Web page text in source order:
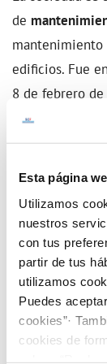
Esta página
Utilizamos
nuestros
con tus
partir de tus
utilizamos
Puedes
cookies”·
cookies de
de
edificios. Fue
8 de febrero
la
saneamiento y
Por acuerdo
julio de 2007,
a la
urbanísticos,
explotación
urbanización,